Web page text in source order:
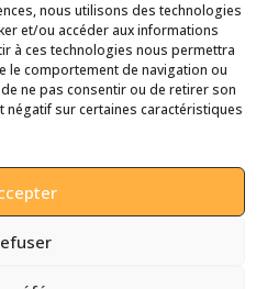
nous utilisons des technologies
et/ou accéder aux informations
à ces technologies nous permettra
le comportement de navigation ou
ne pas consentir ou de retirer son
négatif sur certaines caractéristiques
artificielle : quand l’IA
: Comment bien choisir sa
service : comment servir